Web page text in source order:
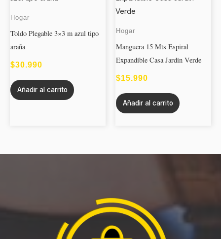
Hogar
Toldo Plegable 3×3 m azul tipo
araña
$30.990
Añadir al carrito
Hogar
Manguera 15 Mts Espiral
Expandible Casa Jardin Verde
$15.990
Añadir al carrito